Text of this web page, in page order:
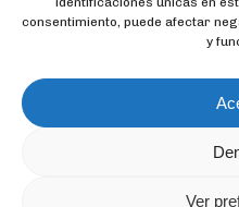
consentimiento, puede afectar
y
Ver
mundo, para que
seguir